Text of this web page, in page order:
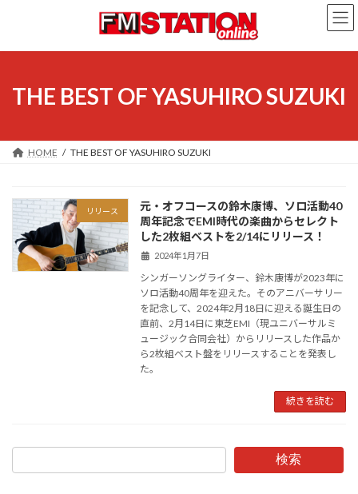
ン
ー
THE BEST OF YASUHIRO SUZUKI
HOME THE BEST OF YASUHIRO SUZUKI
リリース
元・オフコースの鈴木康博、ソロ活動40
周年記念でEMI時代の楽曲からセレクト
した2枚組ベストを2/14にリリース！
2024年1月7日
シンガーソングライター、鈴木康博が2023年に
ソロ活動40周年を迎えた。そのアニバーサリー
を記念して、2024年2月18日に迎える誕生日の
直前、2月14日に東芝EMI（現ユニバーサルミ
ュージック合同会社）からリリースした作品か
ら2枚組ベスト盤をリリースすることを発表し
た。
続きを読む
検索